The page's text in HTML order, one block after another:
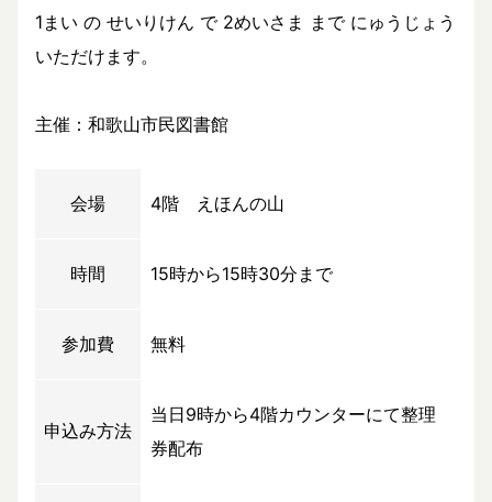
1まい の せいりけん で 2めいさま まで にゅうじょう
いただけます。
主催：和歌山市民図書館
会場 4階 えほんの山
時間 15時から15時30分まで
参加費 無料
申込み方法
当日9時から4階カウンターにて整理
券配布